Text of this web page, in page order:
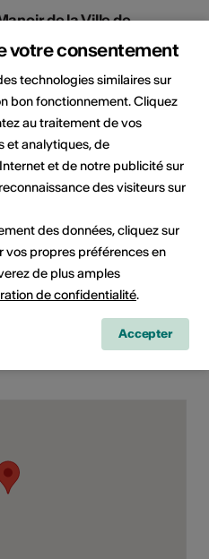
de la Ville de
d'art contemporain
du Manoir
Martigny
027 721 22 30
027 721 22 30
027 721 22 32
Internet
d'événement
Autre
votre consentement
technologies similaires sur
bon fonctionnement. Cliquez
au traitement de vos
et analytiques, de
et de notre publicité sur
des visiteurs sur
des données, cliquez sur
vos propres préférences en
de plus amples
de confidentialité.
Accepter